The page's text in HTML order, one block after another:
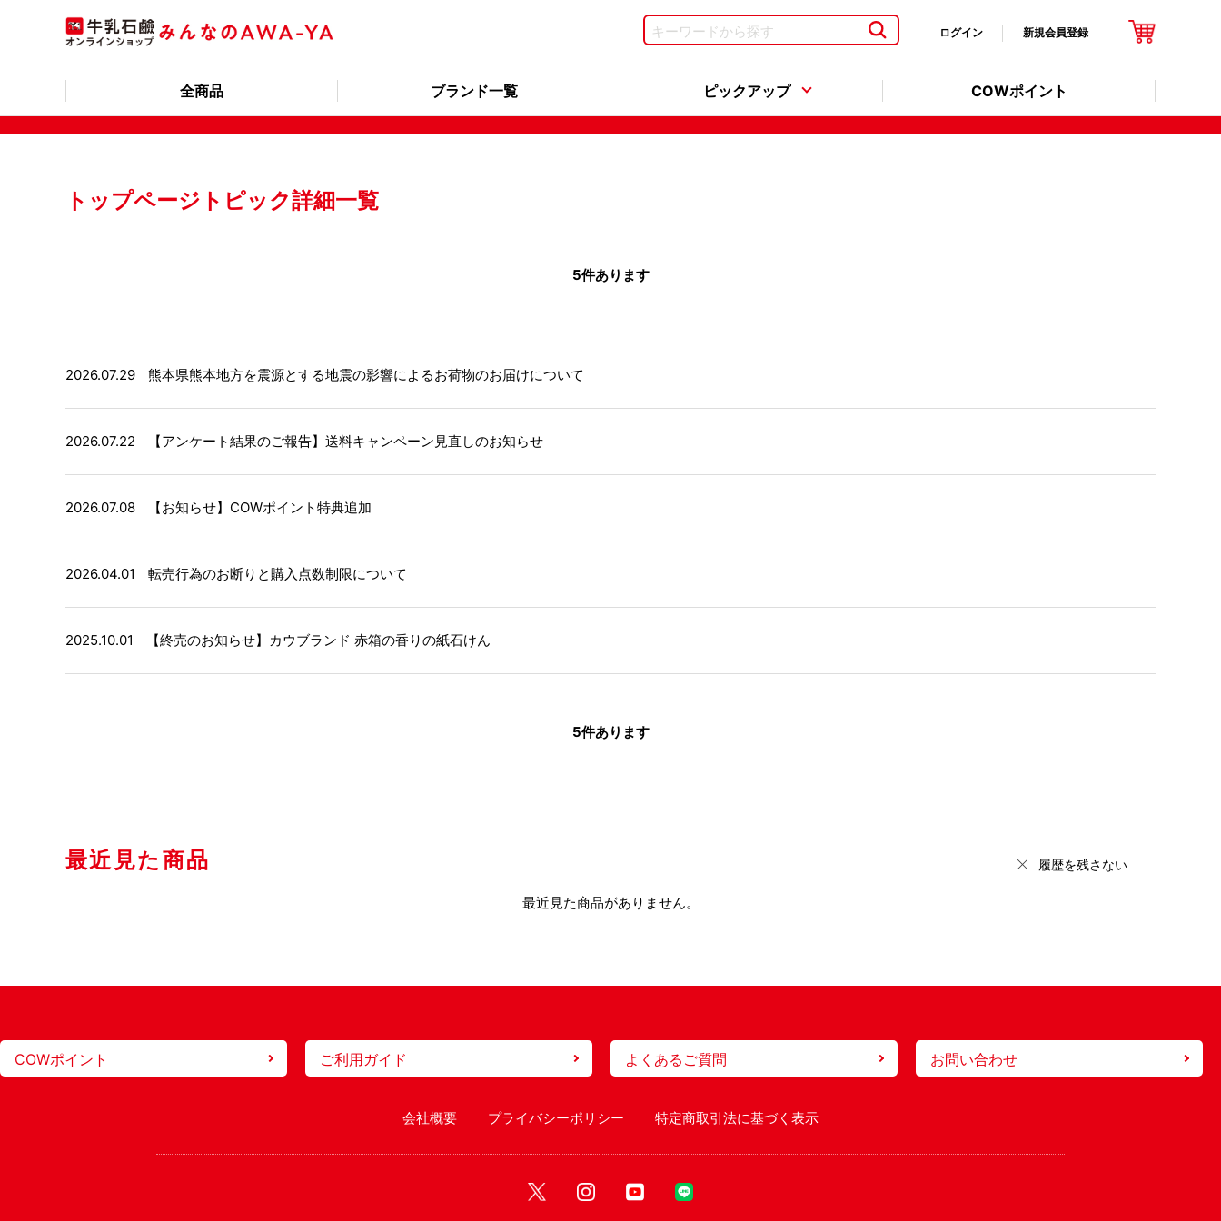
ログイン 新規会員登録
全商品 ブランド一覧 ピックアップ COWポイント
トップページトピック詳細一覧
5件あります
2026.07.29 熊本県熊本地方を震源とする地震の影響によるお荷物のお届けについて
2026.07.22 【アンケート結果のご報告】送料キャンペーン見直しのお知らせ
2026.07.08 【お知らせ】COWポイント特典追加
2026.04.01 転売行為のお断りと購入点数制限について
2025.10.01 【終売のお知らせ】カウブランド 赤箱の香りの紙石けん
5件あります
最近見た商品
最近見た商品がありません。
履歴を残さない
COWポイント ご利用ガイド よくあるご質問 お問い合わせ
会社概要 プライバシーポリシー 特定商取引法に基づく表示
Instagram